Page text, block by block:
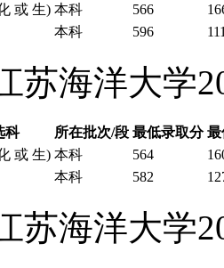
或 生) 本科 566
本科 596
苏海洋大学
科 所在批次/段 最低录取分 最
或 生) 本科 564
本科 582
苏海洋大学